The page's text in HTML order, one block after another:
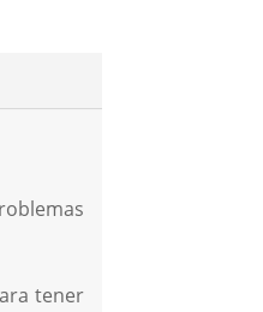
tener